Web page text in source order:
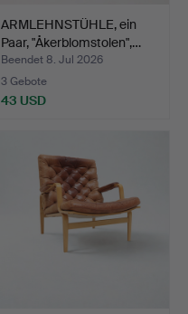
ARMLEHNSTÜHLE, ein
Paar, "Åkerblomstolen",…
Beendet 8. Jul 2026
3 Gebote
43 USD